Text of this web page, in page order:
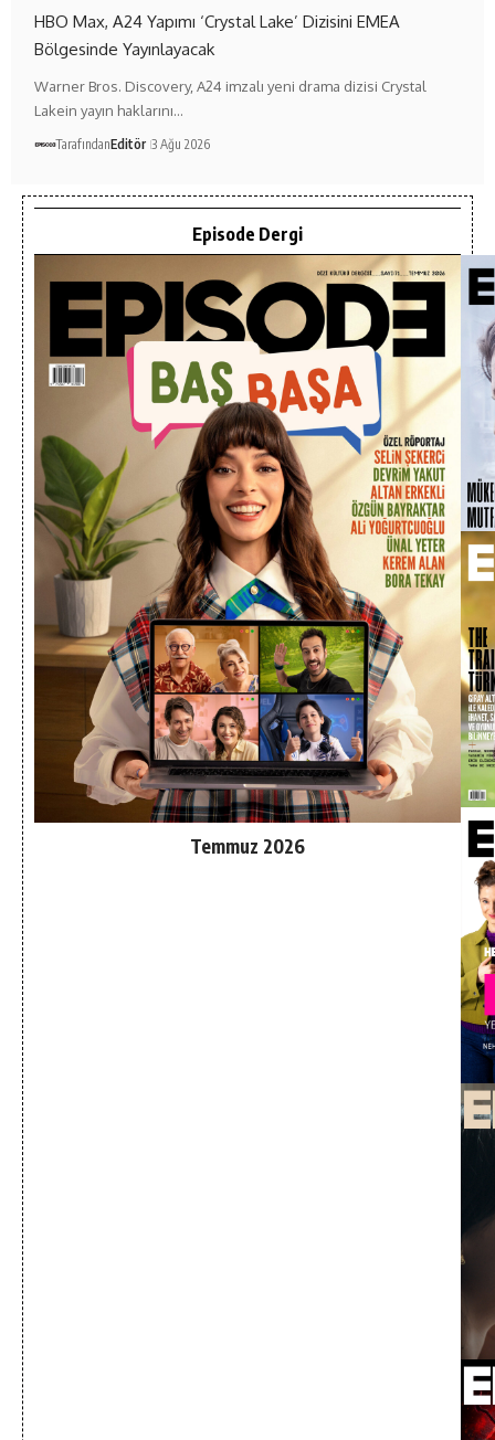
HBO Max, A24 Yapımı ‘Crystal Lake’ Dizisini EMEA
Bölgesinde Yayınlayacak
Warner Bros. Discovery, A24 imzalı yeni drama dizisi Crystal
Lakein yayın haklarını…
TarafındanEditör 3 Ağu 2026
Episode Dergi
Temmuz 2026